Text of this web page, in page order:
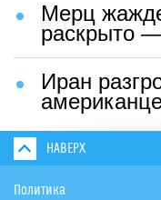
Мерц
раскрыто
Иран
НАВЕРХ
Политика